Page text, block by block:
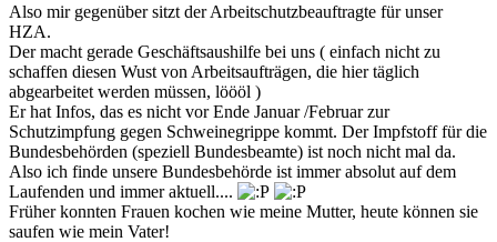
Also mir gegenüber sitzt der Arbeitschutzbeauftragte für unser
HZA.
Der macht gerade Geschäftsaushilfe bei uns ( einfach nicht zu
schaffen diesen Wust von Arbeitsaufträgen, die hier täglich
abgearbeitet werden müssen, löööl )
Er hat Infos, das es nicht vor Ende Januar /Februar zur
Schutzimpfung gegen Schweinegrippe kommt. Der Impfstoff für die
Bundesbehörden (speziell Bundesbeamte) ist noch nicht mal da.
Also ich finde unsere Bundesbehörde ist immer absolut auf dem
Laufenden und immer aktuell....
Früher konnten Frauen kochen wie meine Mutter, heute können sie
saufen wie mein Vater!